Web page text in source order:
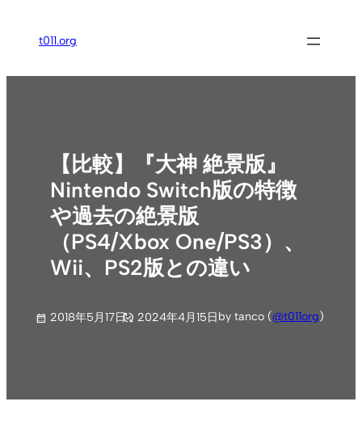
ス
t011.org
【比較】『大神 絶景版』
Nintendo Switch版の特徴
や過去の絶景版
（PS4/Xbox One/PS3）、
Wii、PS2版との違い
2018年5月17日 2024年4月15日by tanco (@t011org)